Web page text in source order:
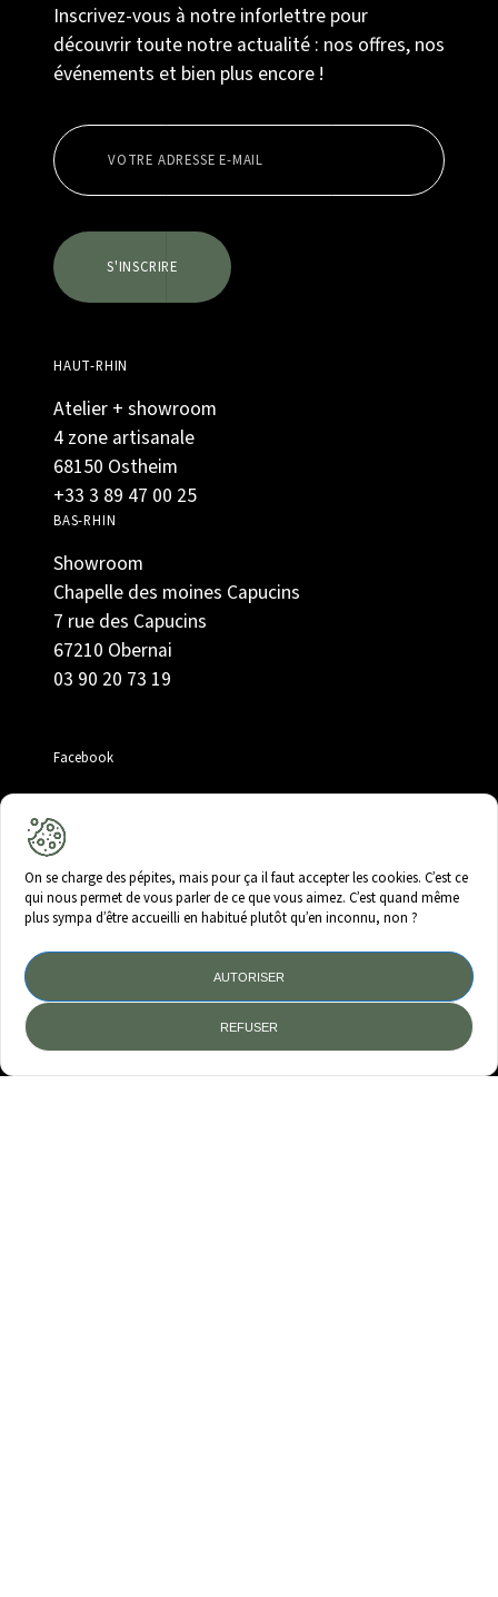
On se charge des pépites, mais pour ça il faut accepter les cookies. C’est ce
qui nous permet de vous parler de ce que vous aimez. C’est quand même
plus sympa d’être accueilli en habitué plutôt qu’en inconnu, non ?
AUTORISER
REFUSER
Inscrivez-vous à notre inforlettre pour
découvrir toute notre actualité : nos offres, nos
événements et bien plus encore !
S'INSCRIRE
HAUT-RHIN
Atelier + showroom
4 zone artisanale
68150 Ostheim
+33 3 89 47 00 25
BAS-RHIN
Showroom
Chapelle des moines Capucins
7 rue des Capucins
67210 Obernai
03 90 20 73 19
Facebook
Instagram
LinkedIn
Offres d’emploi
Mentions légales